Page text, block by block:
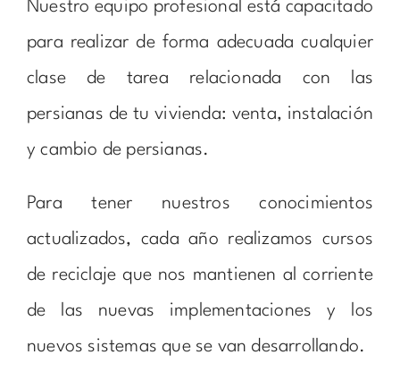
Nuestro equipo profesional está capacitado
para realizar de forma adecuada cualquier
clase de tarea relacionada con las
persianas de tu vivienda: venta, instalación
y cambio de persianas.
Para tener nuestros conocimientos
actualizados, cada año realizamos cursos
de reciclaje que nos mantienen al corriente
de las nuevas implementaciones y los
nuevos sistemas que se van desarrollando.